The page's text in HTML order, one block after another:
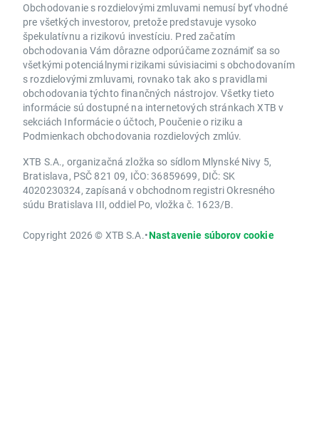
Obchodovanie s rozdielovými zmluvami nemusí byť vhodné
pre všetkých investorov, pretože predstavuje vysoko
špekulatívnu a rizikovú investíciu. Pred začatím
obchodovania Vám dôrazne odporúčame zoznámiť sa so
všetkými potenciálnymi rizikami súvisiacimi s obchodovaním
s rozdielovými zmluvami, rovnako tak ako s pravidlami
obchodovania týchto finančných nástrojov. Všetky tieto
informácie sú dostupné na internetových stránkach XTB v
sekciách Informácie o účtoch, Poučenie o riziku a
Podmienkach obchodovania rozdielových zmlúv.
XTB S.A., organizačná zložka so sídlom Mlynské Nivy 5,
Bratislava, PSČ 821 09, IČO: 36859699, DIČ: SK
4020230324, zapísaná v obchodnom registri Okresného
súdu Bratislava III, oddiel Po, vložka č. 1623/B.
Copyright 2026 © XTB S.A.•Nastavenie súborov cookie